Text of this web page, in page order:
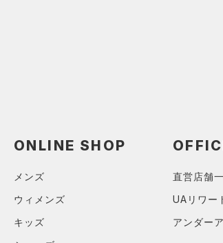
ONLINE SHOP
メンズ
ウィメンズ
キッズ
直営店舗
UAリワー
アンダー